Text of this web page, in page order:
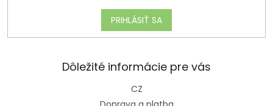
PRIHLÁSIŤ SA
Dôležité informácie pre vás
CZ